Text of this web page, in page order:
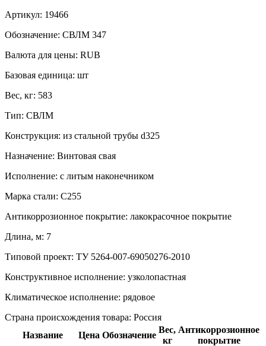
Артикул: 19466
Обозначение: СВЛМ 347
Валюта для цены: RUB
Базовая единица: шт
Вес, кг: 583
Тип: СВЛМ
Конструкция: из стальной трубы d325
Назначение: Винтовая свая
Исполнение: с литым наконечником
Марка стали: С255
Антикоррозионное покрытие: лакокрасочное покрытие
Длина, м: 7
Типовой проект: ТУ 5264-007-69050276-2010
Конструктивное исполнение: узколопастная
Климатическое исполнение: рядовое
Страна происхождения товара: Россия
Название
Цена Обозначение
Вес,
кг
Антикоррозионное
покрытие